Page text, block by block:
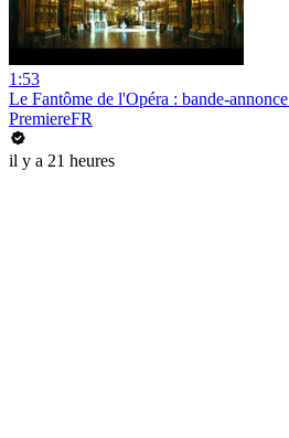
1:53
Le Fantôme de l'Opéra : bande-
PremiereFR
il y a 21 heures